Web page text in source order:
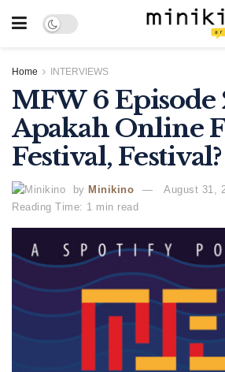
Home INTERVIEWS
MFW 6 Episode
Apakah Online
Festival, Festival?
by Minikino
August 31,
Reading Time: 1 min read